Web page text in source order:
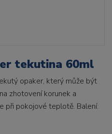
tekutina 60ml
opaker, který může být
zhotovení korunek a
při pokojové teplotě. Balení: